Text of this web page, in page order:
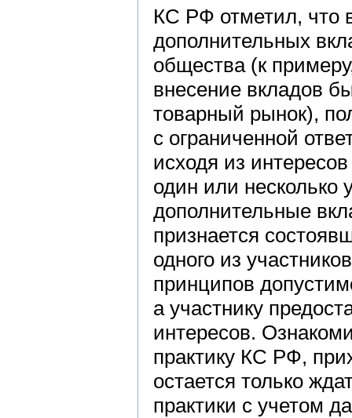
КС РФ отметил, что
дополнительных
общества (к
внесение вкладов
товарный рынок),
с ограниченной
исходя из
один или несколько
дополнительные
признается
одного из
принципов
а участнику
интересов.
практику КС РФ,
остается только
практики с учетом